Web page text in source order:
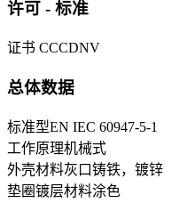
许可 - 标准
证书 CCCDNV
总体数据
标准型EN IEC 60947-5-1
工作原理机械式
外壳材料灰口铸铁，镀锌
垫圈镀层材料涂色